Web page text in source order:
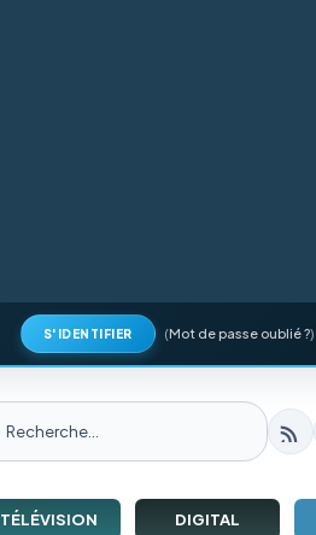
S'IDENTIFIER (Mot de passe oublié ?)
TÉLÉVISION DIGITAL